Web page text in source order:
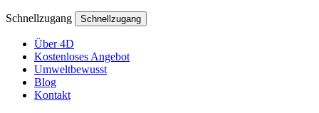
Schnellzugang Schnellzugang
Über 4D
Kostenloses Angebot
Umweltbewusst
Blog
Kontakt